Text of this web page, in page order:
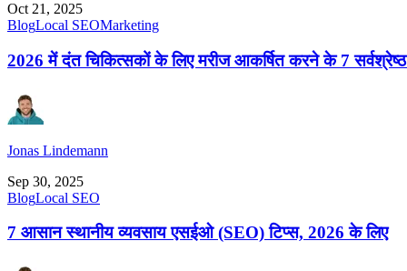
Oct 21, 2025
BlogLocal SEOMarketing
2026 में दंत चिकित्सकों के लिए मरीज आकर्षित करने के 7 सर्वश्रेष्ठ
Jonas Lindemann
Sep 30, 2025
BlogLocal SEO
7 आसान स्थानीय व्यवसाय एसईओ (SEO) टिप्स, 2026 के लिए